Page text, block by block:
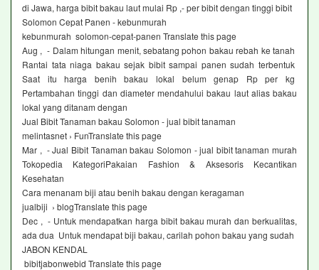
di Jawa, harga bibit bakau laut mulai Rp ,- per bibit dengan tinggi bibit
Solomon Cepat Panen - kebunmurah
kebunmurah solomon-cepat-panen Translate this page
Aug , - Dalam hitungan menit, sebatang pohon bakau rebah ke tanah
Rantai tata niaga bakau sejak bibit sampai panen sudah terbentuk
Saat itu harga benih bakau lokal belum genap Rp per kg
Pertambahan tinggi dan diameter mendahului bakau laut alias bakau
lokal yang ditanam dengan
Jual Bibit Tanaman bakau Solomon - jual bibit tanaman
melintasnet › FunTranslate this page
Mar , - Jual Bibit Tanaman bakau Solomon - jual bibit tanaman murah
Tokopedia KategoriPakaian Fashion & Aksesoris Kecantikan
Kesehatan
Cara menanam biji atau benih bakau dengan keragaman
jualbiji › blogTranslate this page
Dec , - Untuk mendapatkan harga bibit bakau murah dan berkualitas,
ada dua Untuk mendapat biji bakau, carilah pohon bakau yang sudah
JABON KENDAL
bibitjabonwebid Translate this page